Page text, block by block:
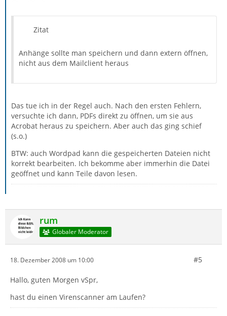
Zitat
Anhänge sollte man speichern und dann extern öffnen,
nicht aus dem Mailclient heraus
Das tue ich in der Regel auch. Nach den ersten Fehlern,
versuchte ich dann, PDFs direkt zu öffnen, um sie aus
Acrobat heraus zu speichern. Aber auch das ging schief
(s.o.)
BTW: auch Wordpad kann die gespeicherten Dateien nicht
korrekt bearbeiten. Ich bekomme aber immerhin die Datei
geöffnet und kann Teile davon lesen.
rum
Globaler Moderator
18. Dezember 2008 um 10:00 #5
Hallo, guten Morgen vSpr,
hast du einen Virenscanner am Laufen?